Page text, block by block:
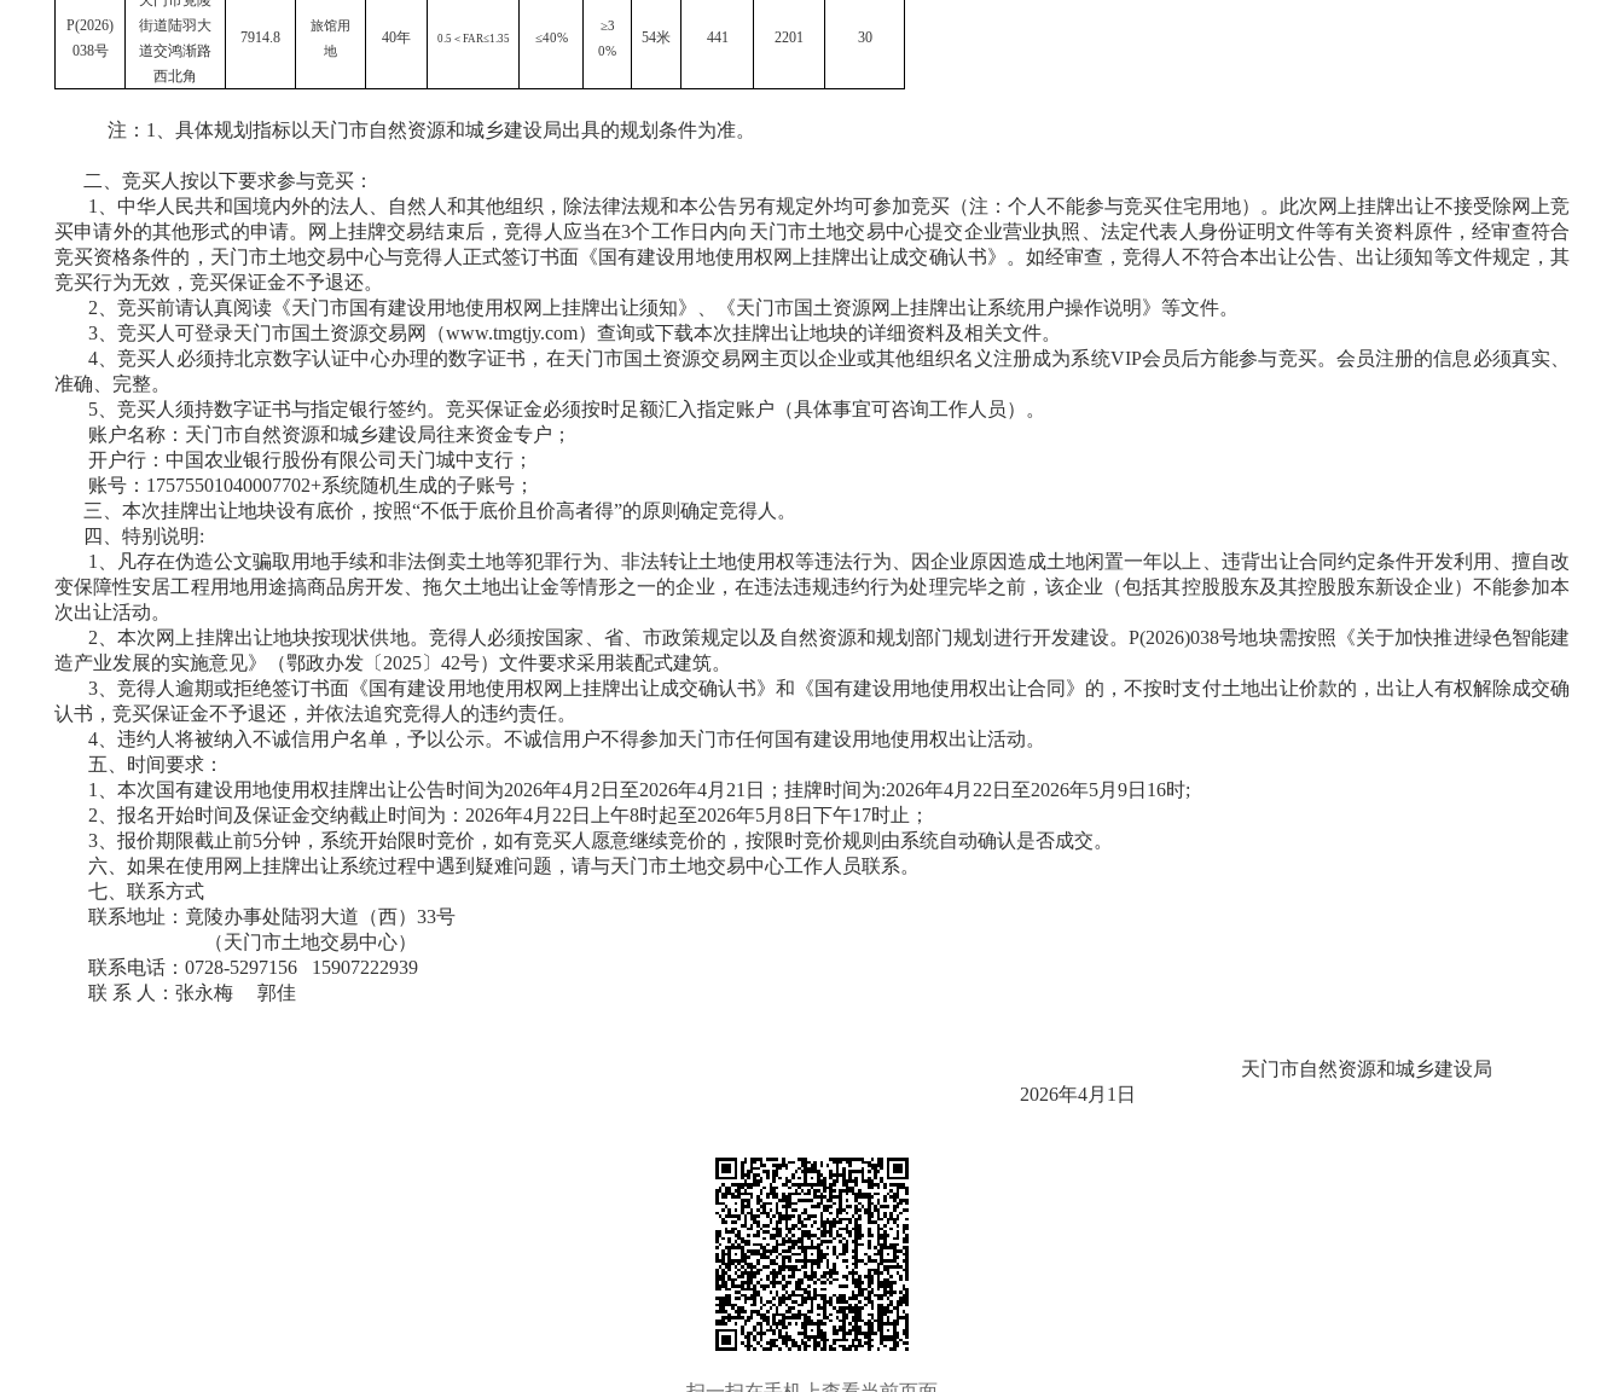
P(2026)
038号
街道陆羽大
道交鸿渐路
西北角
7914.8
旅馆用
地
40年 0.5 ＜ FAR≤1.35 ≤40%
≥3
0%
54米 441 2201 30
注： 1、具体规划指标以天门市自然资源和城乡建设局出具的规划条件为准。
二、竞买人按以下要求参与竞买：
1、 中华人民共和国境内外的法人、自然人 和其他组织，除法律法规和本公告另有规定外均可参加竞买 （注：个人不能参与竞买住宅用地） 。 此次网上挂牌出让不接受除网上竞
买申请外的其他形式的申请。网上挂牌交易结束后，竞得人应当在3个工作日内向天门市土地交易中心提交企业营业执照、法定代表人身份证明文件等有关资料原件，经审查符合
竞买资格条件的，天门市土地交易中心与竞得人正式签订书面《国有建设用地使用权网上挂牌出让成交确认书》。如经审查，竞得人不符合本出让公告、出让须知等文件规定，其
竞买行为无效，竞买保证金不予退还。
2、竞买前请认真阅读《天门市国有建设用地使用权网上挂牌出让须知》、《天门市国土资源网上挂牌出让系统用户操作说明》等文件。
3、竞买人可登录天门市国土资源交易网
（www.tmgtjy.com）查询或下载本次挂牌出让地块的详细资料及相关文件。
4、竞买人必须持北京数字认证中心办理的数字证书，在天门市国土资源交易网主页以企业或其他组织名义注册成为系统VIP会员后方能参与竞买。会员注册的信息必须真实、
准确、完整。
5、竞买人须持数字证书与指定银行签约。竞买保证金必须按时足额汇入指定账户（具体事宜可咨询工作人员）。
账户名称：天门市自然资源和城乡建设局往来资金专户；
开户行：中国农业银行股份有限公司天门城中支行；
账号： 17575501040007702+系统随机生成的子账号；
三、本次挂牌出让地块设有底价，按照“不低于底价且价高者得”的原则确定竞得人。
四、特别说明:
1、凡存在伪造公文骗取用地手续和非法倒卖土地等犯罪行为、非法转让土地使用权等违法行为、因企业原因造成土地闲置一年以上、违背出让合同约定条件开发利用、擅自改
变保障性安居工程用地用途搞商品房开发、拖欠土地出让金等情形之一的企业，在违法违规违约行为处理完毕之前，该企业（包括其控股股东及其控股股东新设企业）不能参加本
次出让活动。
2、本次网上挂牌出让地块按现状供地。竞得人必须按国家、省、市政策规定以及自然资源和规划部门规划进行开发建设。P(2026)038号地块需按照《关于加快推进绿色智能建
造产业发展的实施意见》（鄂政办发〔 2025〕42号）文件要求采用装配式建筑。
3 、竞得人逾期或拒绝签订书面《国有建设用地使用权网上挂牌出让成交确认书》和《国有建设用地使用权出让合同》的，不按时支付土地出让价款的，出让人有权解除成交确
认书，竞买保证金不予退还，并依法追究竞得人的违约责任。
4 、违约人将被纳入不诚信用户名单，予以公示。不诚信用户不得参加天门市任何国有建设用地使用权出让活动。
五、时间要求：
1、本次国有建设用地使用权挂牌出让公告时间为2026年4月 2 日至2026年4月 21 日 ；挂牌时间为:2026年4月 22 日至2026年5月 9日 16时;
2、报名开始时间及保证金交纳截止时间为：2026年4月 22 日上午8时起至2026年5月 8日 下午17时止；
3、报价期限截止前5分钟，系统开始限时竞价，如有竞买人愿意继续竞价的，按限时竞价规则由系统自动确认是否成交。
六、如果在使用网上挂牌出让系统过程中遇到疑难问题，请与天门市土地交易中心工作人员联系。
七 、联系方式
联系地址：竟陵办事处陆羽大道（西） 33号
（天门市土地交易中心）
联系电话： 0728-5297156 15907222939
联 系 人：张永梅 郭佳
天门市自然资源和城乡建设局
2026年4月 1 日